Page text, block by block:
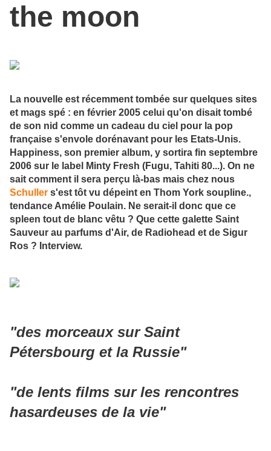
the moon
La nouvelle est récemment tombée sur quelques sites
et mags spé : en février 2005 celui qu'on disait tombé
de son nid comme un cadeau du ciel pour la pop
française s'envole dorénavant pour les Etats-Unis.
Happiness, son premier album, y sortira fin septembre
2006 sur le label Minty Fresh (Fugu, Tahiti 80...). On ne
sait comment il sera perçu là-bas mais chez nous
Schuller s'est tôt vu dépeint en Thom York soupline.,
tendance Amélie Poulain. Ne serait-il donc que ce
spleen tout de blanc vêtu ? Que cette galette Saint
Sauveur au parfums d'Air, de Radiohead et de Sigur
Ros ? Interview.
"des morceaux sur Saint
Pétersbourg et la Russie"
"de lents films sur les rencontres
hasardeuses de la vie"